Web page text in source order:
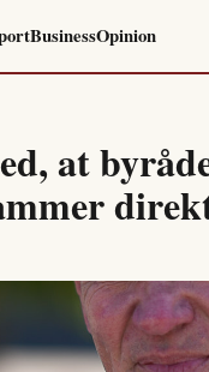
BusinessOpinion
at